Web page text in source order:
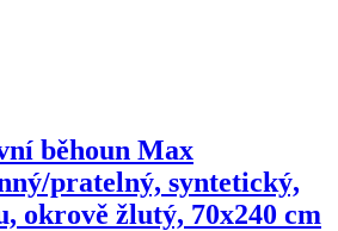
běhoun Max
pratelný, syntetický,
okrově žlutý, 70x240 cm